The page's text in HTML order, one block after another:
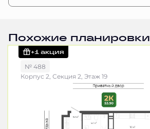
Похожие планировки
+1 акция
№ 488
Корпус 2, Секция 2, Этаж 19